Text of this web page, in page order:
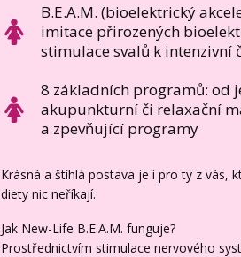
B.E.A.M. (bioelektrický
imitace přirozených
stimulace svalů k intenzivní
8 základních programů: od
akupunkturní či relaxační
a zpevňující programy
Krásná a štíhlá postava je i pro ty z vás,
diety nic neříkají.
Jak New-Life B.E.A.M. funguje?
Prostřednictvím stimulace nervového